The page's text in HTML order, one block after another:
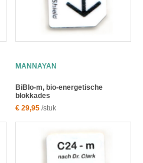
MANNAYAN
BiBlo-m, bio-energetische
blokkades
€ 29,95/stuk